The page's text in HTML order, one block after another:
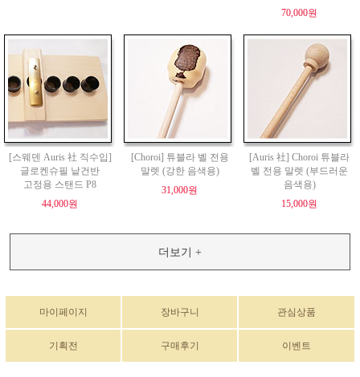
70,000원
[스웨덴 Auris 社 직수입]
글로켄슈필 낱건반
고정용 스탠드 P8
44,000원
[Choroi] 튜블라 벨 전용
말렛 (강한 음색용)
31,000원
[Auris 社] Choroi 튜블라
벨 전용 말렛 (부드러운
음색용)
15,000원
더보기 +
마이페이지 장바구니 관심상품
기획전 구매후기 이벤트